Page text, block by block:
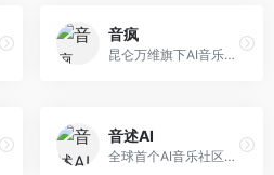
音疯
昆仑万维旗下AI音乐创作平台，专注于音乐内容生成。面向音乐爱好者和内容创作者，提供多种风格音乐生成，操作简便，创作速度快。
音述AI
全球首个AI音乐社区平台，整合创作与分享功能。面向音乐创作者和爱好者，提供音乐创作、作品分享、社区交流等服务，社区氛围活跃。